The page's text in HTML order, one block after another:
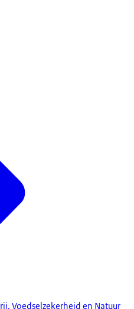
Voedselzekerheid en Natuur